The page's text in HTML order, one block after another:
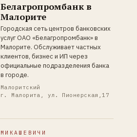
Белагропромбанк в
Малорите
Городская сеть центров банковских
услуг ОАО «Белагропромбанк» в
Малорите. Обслуживает частных
клиентов, бизнес и ИП через
официальные подразделения банка
в городе.
Малоритский
г. Малорита, ул. Пионерская,17
МИКАШЕВИЧИ